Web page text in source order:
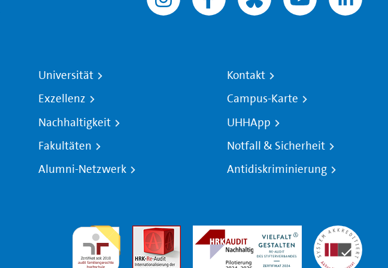
Universität
Exzellenz
Nachhaltigkeit
Fakultäten
Alumni-Netzwerk
Kontakt
Campus-Karte
UHHApp
Notfall & Sicherheit
Antidiskriminierung